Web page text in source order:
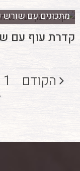
מתכונים עם שורש
קדרת עוף עם
הקודם 1